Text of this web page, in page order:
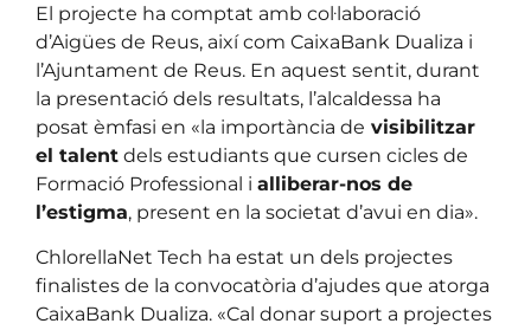
El projecte ha comptat amb col·laboració
d’Aigües de Reus, així com CaixaBank Dualiza i
l’Ajuntament de Reus. En aquest sentit, durant
la presentació dels resultats, l’alcaldessa ha
posat èmfasi en «la importància de visibilitzar
el talent dels estudiants que cursen cicles de
Formació Professional i alliberar-nos de
l’estigma, present en la societat d’avui en dia».
ChlorellaNet Tech ha estat un dels projectes
finalistes de la convocatòria d’ajudes que atorga
CaixaBank Dualiza. «Cal donar suport a projectes